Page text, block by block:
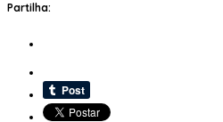
Partilha: